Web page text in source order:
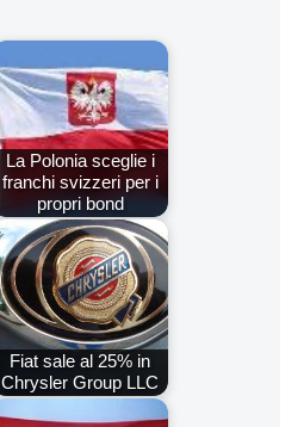
La Polonia sceglie i
franchi svizzeri per i
propri bond
Fiat sale al 25% in
Chrysler Group LLC